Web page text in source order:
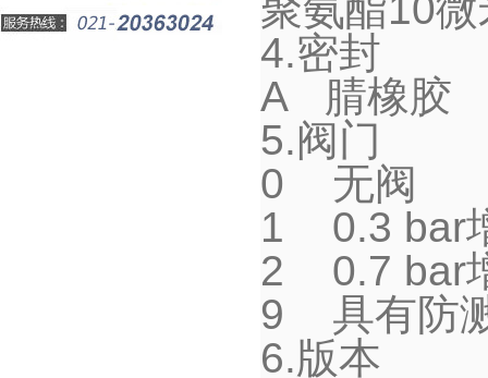
4.密封
A 腈橡胶
5.阀门
0 无阀
1 0.3 bar
2 0.7 bar
9 具有防
6.版本